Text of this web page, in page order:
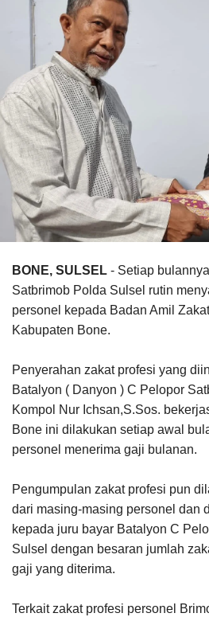
BONE, SULSEL - Setiap
Satbrimob Polda Sulsel rutin
personel kepada Badan Amil
Kabupaten Bone.
Penyerahan zakat profesi yang
Batalyon ( Danyon ) C Pelopor
Kompol Nur Ichsan,S.Sos.
Bone ini dilakukan setiap awal
personel menerima gaji bulanan.
Pengumpulan zakat profesi pun
dari masing-masing personel dan
kepada juru bayar Batalyon C
Sulsel dengan besaran jumlah
gaji yang diterima.
Terkait zakat profesi personel